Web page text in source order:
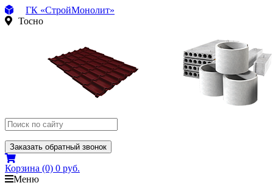
ГК «СтройМонолит»
Тосно
Заказать обратный звонок
Корзина (0) 0 руб.
Меню